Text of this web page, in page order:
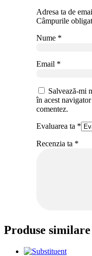
Adresa ta de
Câmpurile
Nume *
Email *
Salvează-mi
în acest
comentez.
Evaluarea ta *
Recenzia ta *
Produse similare